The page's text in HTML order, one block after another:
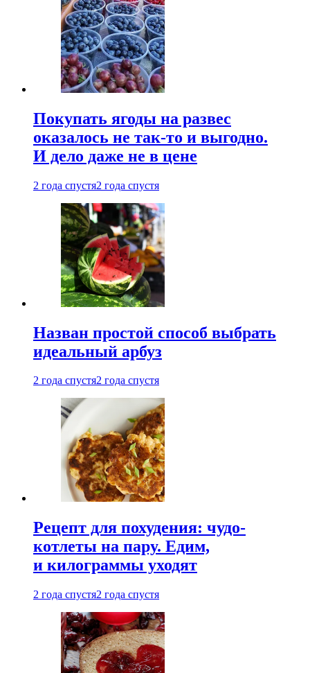
Покупать ягоды на развес
оказалось не так-то и выгодно.
И дело даже не в цене
2 года спустя2 года спустя
Назван простой способ выбрать
идеальный арбуз
2 года спустя2 года спустя
Рецепт для похудения: чудо-
котлеты на пару. Едим,
и килограммы уходят
2 года спустя2 года спустя